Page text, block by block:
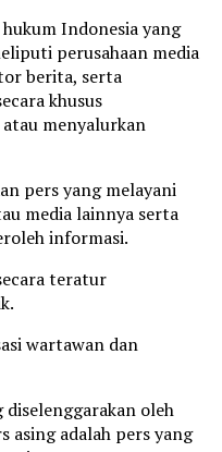
Indonesia yang
perusahaan media
berita, serta
khusus
menyalurkan
pers yang melayani
media lainnya serta
informasi.
teratur
wartawan dan
oleh
asing adalah pers yang